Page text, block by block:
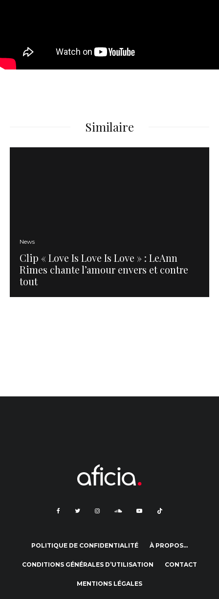
Similaire
News
Clip « Love Is Love Is Love » : LeAnn
Rimes chante l’amour envers et contre
tout
POLITIQUE DE CONFIDENTIALITÉ À PROPOS…
CONDITIONS GÉNÉRALES D’UTILISATION CONTACT
MENTIONS LÉGALES